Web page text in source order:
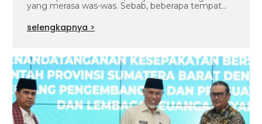
yang merasa was-was. Sebab, beberapa tempat
selengkapnya >